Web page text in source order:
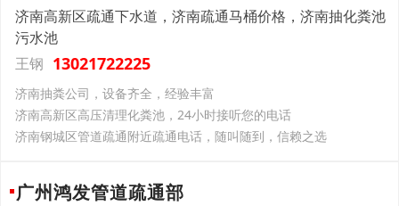
济南高新区疏通下水道，济南疏通马桶价格，济南抽化粪池
污水池
王钢 13021722225
济南抽粪公司，设备齐全，经验丰富
济南高新区高压清理化粪池，24小时接听您的电话
济南钢城区管道疏通附近疏通电话，随叫随到，信赖之选
广州鸿发管道疏通部